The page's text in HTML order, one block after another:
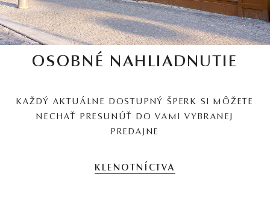
OSOBNÉ NAHLIADNUTIE
KAŽDÝ AKTUÁLNE DOSTUPNÝ ŠPERK SI MÔŽETE
NECHAŤ PRESUNÚŤ DO VAMI VYBRANEJ
PREDAJNE
KLENOTNÍCTVA